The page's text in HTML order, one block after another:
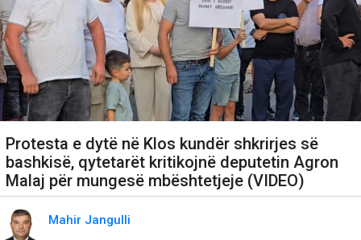
Protesta e dytë në Klos kundër shkrirjes së
bashkisë, qytetarët kritikojnë deputetin Agron
Malaj për mungesë mbështetjeje (VIDEO)
Mahir Jangulli